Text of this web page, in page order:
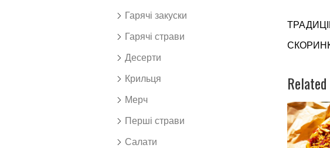
Гарячі закуски
Гарячі страви
Десерти
Крильця
Мерч
Перші страви
Салати